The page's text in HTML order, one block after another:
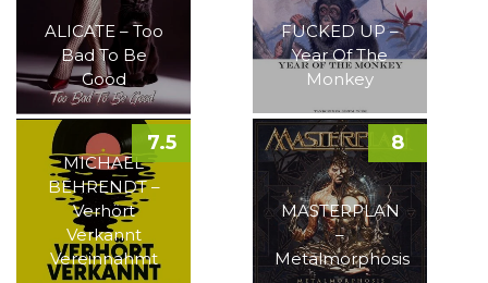
ALICATE – Too
Bad To Be
Good
FUCKED UP –
Year Of The
Monkey
MICHAEL
BEHRENDT –
Verhört
Verkannt
Vereinnahmt
7.5
MASTERPLAN
–
Metalmorphosis
8